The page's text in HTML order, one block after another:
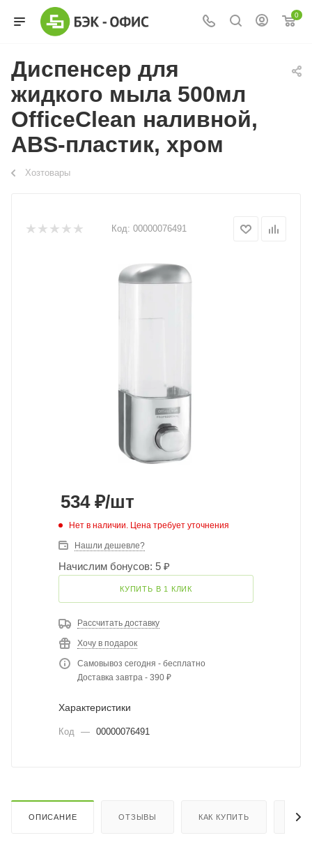
0
Диспенсер для
жидкого мыла 500мл
OfficeClean наливной,
ABS-пластик, хром
Хозтовары
Код: 00000076491
534₽/шт
Нет в наличии. Цена требует уточнения
Нашли дешевле?
Начислим бонусов: 5 ₽
КУПИТЬ В 1 КЛИК
Рассчитать доставку
Хочу в подарок
Самовывоз сегодня - бесплатно
Доставка завтра - 390 ₽
Характеристики
Код — 00000076491
ОПИСАНИЕ ОТЗЫВЫ КАК КУПИТЬ